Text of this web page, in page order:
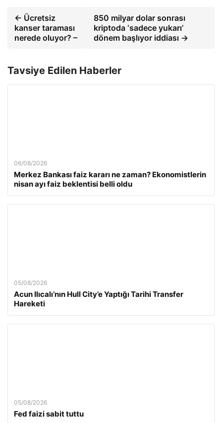
← Ücretsiz
kanser taraması
nerede oluyor? –
850 milyar dolar sonrası
kriptoda ‘sadece yukarı’
dönem başlıyor iddiası →
Tavsiye Edilen Haberler
06/08/2026
Merkez Bankası faiz kararı ne zaman? Ekonomistlerin
nisan ayı faiz beklentisi belli oldu
05/08/2026
Acun Ilıcalı’nın Hull City’e Yaptığı Tarihi Transfer
Hareketi
05/08/2026
Fed faizi sabit tuttu